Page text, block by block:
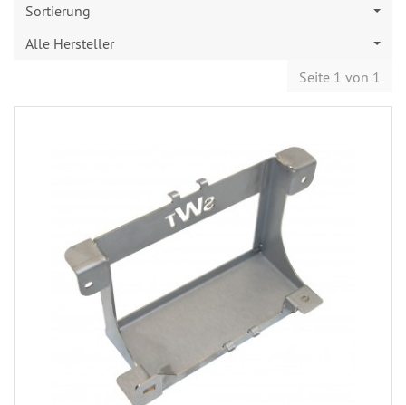
Sortierung
Alle Hersteller
Seite 1 von 1